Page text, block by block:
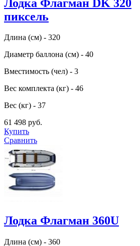
Лодка Флагман DK 320
пиксель
Длина (см) - 320
Диаметр баллона (см) - 40
Вместимость (чел) - 3
Вес комплекта (кг) - 46
Вес (кг) - 37
61 498 руб.
Купить
Сравнить
Лодка Флагман 360U
Длина (см) - 360